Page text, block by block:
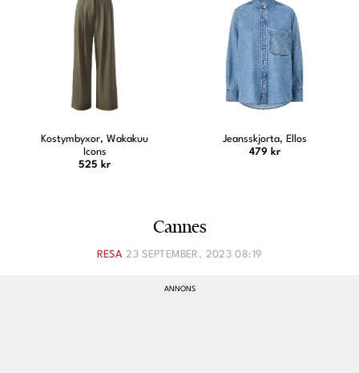
Jeansskjorta, Ellos
479 kr
Sneakers, Adidas
1 349 kr
Cannes
RESA 23 SEPTEMBER, 2023 08:19